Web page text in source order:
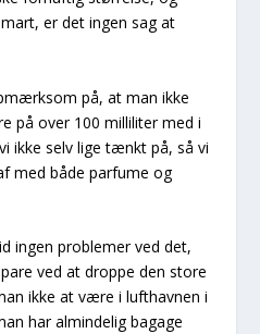
er det ingen sag at
på, at man ikke
på over 100 milliliter med i
ikke selv lige tænkt på, så vi
med både parfume og
ingen problemer ved det,
ved at droppe den store
ikke at være i lufthavnen i
har almindelig bagage